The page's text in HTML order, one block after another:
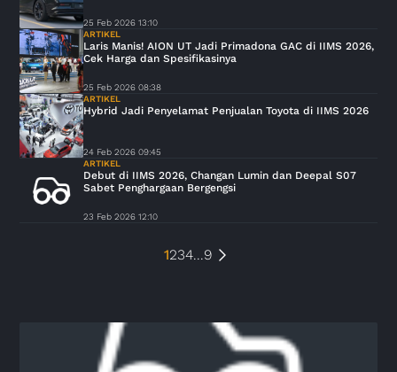
25 Feb 2026 13:10
ARTIKEL
Laris Manis! AION UT Jadi Primadona GAC di IIMS 2026,
Cek Harga dan Spesifikasinya
25 Feb 2026 08:38
ARTIKEL
Hybrid Jadi Penyelamat Penjualan Toyota di IIMS 2026
24 Feb 2026 09:45
ARTIKEL
Debut di IIMS 2026, Changan Lumin dan Deepal S07
Sabet Penghargaan Bergengsi
23 Feb 2026 12:10
1234...9